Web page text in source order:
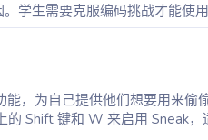
学生需要克服编码挑战才能使用
能，为自己提供他们想要用来
Shift 键和 W 来启用 Sneak